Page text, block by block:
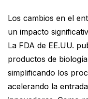
Los cambios en el
un impacto
La FDA de EE.UU.
productos de
simplificando los
acelerando la